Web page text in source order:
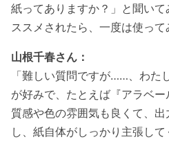
紙ってありますか？」と聞い
ススメされたら、一度は使って
山根千春さん：
「難しい質問ですが……、わた
が好みで、たとえば『アラベー
質感や色の雰囲気も良くて、
し、紙自体がしっかり主張して